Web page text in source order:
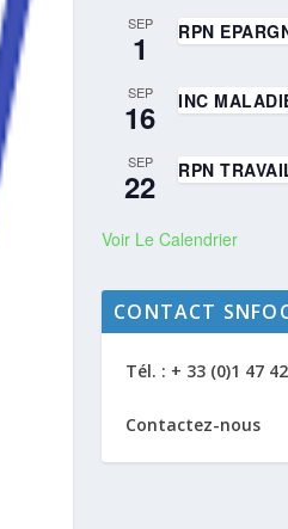
SEP
1 RPN
SEP
16 INC
SEP
22 RPN
Voir Le Calendrier
CONTACT
Tél. : + 33 (0)1 47
Contactez-nous